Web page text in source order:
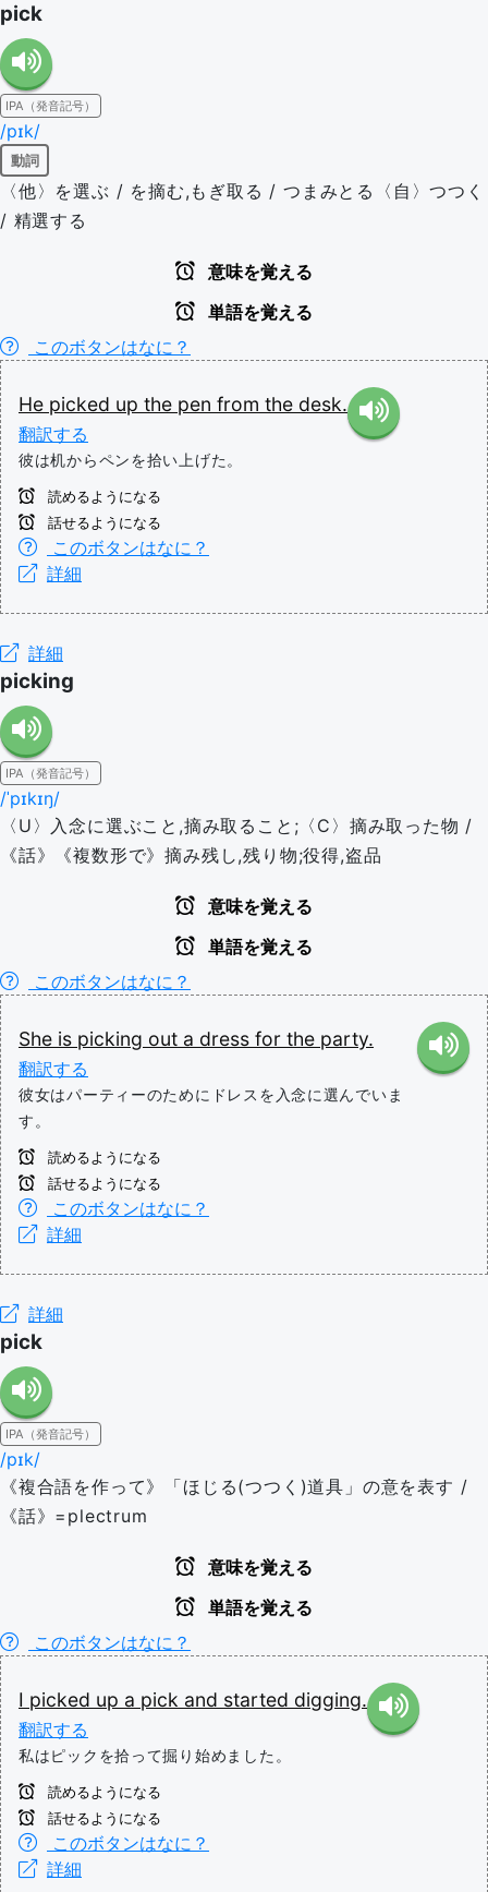
pick
IPA（発音記号）
/pɪk/
動詞
〈他〉を選ぶ / を摘む,もぎ取る / つまみとる〈自〉つつく
/ 精選する
意味を覚える
単語を覚える
このボタンはなに？
He picked up the pen from the desk.
翻訳する
彼は机からペンを拾い上げた。
読めるようになる
話せるようになる
このボタンはなに？
詳細
詳細
picking
IPA（発音記号）
/ˈpɪkɪŋ/
〈U〉入念に選ぶこと,摘み取ること;〈C〉摘み取った物 /
《話》《複数形で》摘み残し,残り物;役得,盗品
意味を覚える
単語を覚える
このボタンはなに？
She is picking out a dress for the party.
翻訳する
彼女はパーティーのためにドレスを入念に選んでいま
す。
読めるようになる
話せるようになる
このボタンはなに？
詳細
詳細
pick
IPA（発音記号）
/pɪk/
《複合語を作って》「ほじる(つつく)道具」の意を表す /
《話》=plectrum
意味を覚える
単語を覚える
このボタンはなに？
I picked up a pick and started digging.
翻訳する
私はピックを拾って掘り始めました。
読めるようになる
話せるようになる
このボタンはなに？
詳細